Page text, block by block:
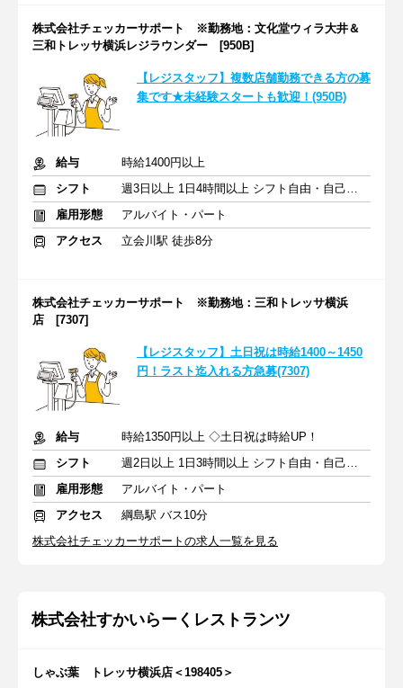
株式会社チェッカーサポート ※勤務地：文化堂ウィラ大井＆
三和トレッサ横浜レジラウンダー [950B]
【レジスタッフ】複数店舗勤務できる方の募
集です★未経験スタートも歓迎！(950B)
給与
時給1400円以上
シフト
週3日以上 1日4時間以上 シフト自由・自己申告
雇用形態
アルバイト・パート
アクセス
立会川駅 徒歩8分
株式会社チェッカーサポート ※勤務地：三和トレッサ横浜
店 [7307]
【レジスタッフ】土日祝は時給1400～1450
円！ラスト迄入れる方急募(7307)
給与
時給1350円以上 ◇土日祝は時給UP！
シフト
週2日以上 1日3時間以上 シフト自由・自己申告
雇用形態
アルバイト・パート
アクセス
綱島駅 バス10分
株式会社チェッカーサポートの求人一覧を見る
株式会社すかいらーくレストランツ
しゃぶ葉 トレッサ横浜店＜198405＞